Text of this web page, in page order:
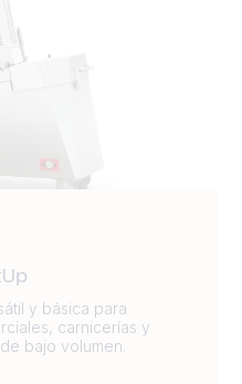
y básica para
carnicerías y
bajo volumen.